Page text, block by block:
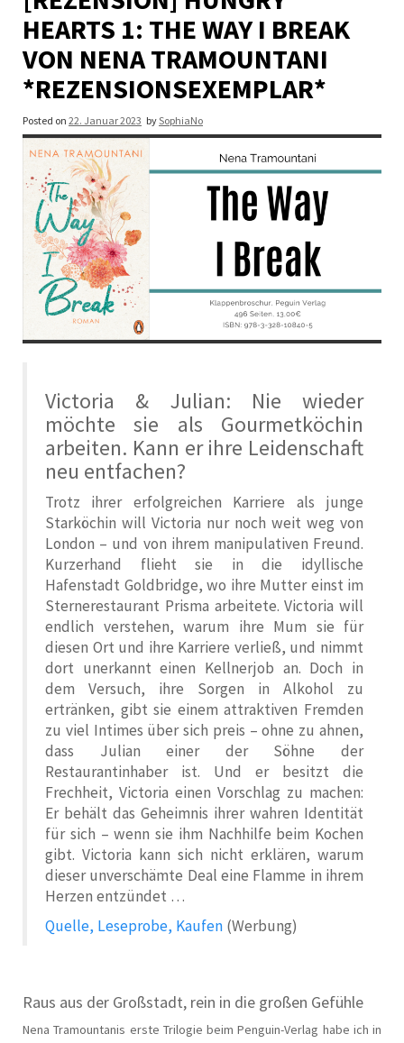
HEARTS 1: THE WAY I BREAK
VON NENA TRAMOUNTANI
*REZENSIONSEXEMPLAR*
Posted on 22. Januar 2023 bySophiaNo
Victoria & Julian: Nie wieder
möchte sie als Gourmetköchin
arbeiten. Kann er ihre Leidenschaft
neu entfachen?
Trotz ihrer erfolgreichen Karriere als junge
Starköchin will Victoria nur noch weit weg von
London – und von ihrem manipulativen Freund.
Kurzerhand flieht sie in die idyllische
Hafenstadt Goldbridge, wo ihre Mutter einst im
Sternerestaurant Prisma arbeitete. Victoria will
endlich verstehen, warum ihre Mum sie für
diesen Ort und ihre Karriere verließ, und nimmt
dort unerkannt einen Kellnerjob an. Doch in
dem Versuch, ihre Sorgen in Alkohol zu
ertränken, gibt sie einem attraktiven Fremden
zu viel Intimes über sich preis – ohne zu ahnen,
dass Julian einer der Söhne der
Restaurantinhaber ist. Und er besitzt die
Frechheit, Victoria einen Vorschlag zu machen:
Er behält das Geheimnis ihrer wahren Identität
für sich – wenn sie ihm Nachhilfe beim Kochen
gibt. Victoria kann sich nicht erklären, warum
dieser unverschämte Deal eine Flamme in ihrem
Herzen entzündet …
Quelle, Leseprobe, Kaufen (Werbung)
Raus aus der Großstadt, rein in die großen Gefühle
Nena Tramountanis erste Trilogie beim Penguin-Verlag habe ich in